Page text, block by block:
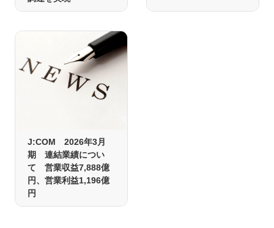
J:COM 2026年3月
期 連結業績につい
て 営業収益7,888億
円、営業利益1,196億
円